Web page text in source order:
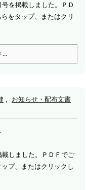
を掲載しました。
ＰＤ
をタップ、またはクリ
...
,
お知らせ・配布文書
しました。
ＰＤＦでご
プ、またはクリックし